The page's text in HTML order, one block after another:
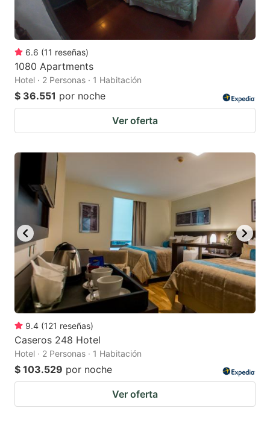
6.6 (11 reseñas)
1080 Apartments
Hotel · 2 Personas · 1 Habitación
$ 36.551 por noche
Ver oferta
9.4 (121 reseñas)
Caseros 248 Hotel
Hotel · 2 Personas · 1 Habitación
$ 103.529 por noche
Ver oferta